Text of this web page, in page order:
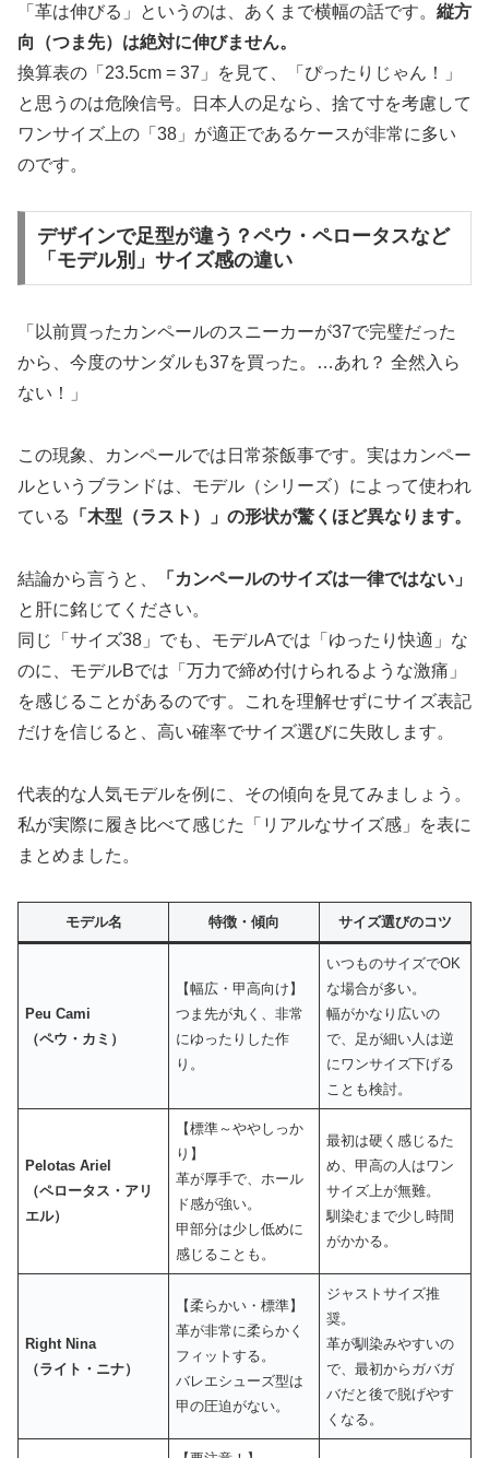
「革は伸びる」というのは、あくまで横幅の話です。 縦方
向（つま先）は絶対に伸びません。
換算表の「23.5cm = 37」を見て、「ぴったりじゃん！」
と思うのは危険信号。日本人の足なら、捨て寸を考慮して
ワンサイズ上の「38」が適正であるケースが非常に多い
のです。
デザインで足型が違う？ペウ・ペロータスなど
「モデル別」サイズ感の違い
「以前買ったカンペールのスニーカーが37で完璧だった
から、今度のサンダルも37を買った。…あれ？ 全然入ら
ない！」
この現象、カンペールでは日常茶飯事です。実はカンペー
ルというブランドは、モデル（シリーズ）によって使われ
ている
「木型（ラスト）」の形状が驚くほど異なります。
結論から言うと、
「カンペールのサイズは一律ではない」
と肝に銘じてください。
同じ「サイズ38」でも、モデルAでは「ゆったり快適」な
のに、モデルBでは「万力で締め付けられるような激痛」
を感じることがあるのです。これを理解せずにサイズ表記
だけを信じると、高い確率でサイズ選びに失敗します。
代表的な人気モデルを例に、その傾向を見てみましょう。
私が実際に履き比べて感じた「リアルなサイズ感」を表に
まとめました。
モデル名 特徴・傾向 サイズ選びのコツ
Peu Cami
（ペウ・カミ）
【幅広・甲高向け】
つま先が丸く、非常
にゆったりした作
り。
いつものサイズでOK
な場合が多い。
幅がかなり広いの
で、足が細い人は逆
にワンサイズ下げる
ことも検討。
Pelotas Ariel
（ペロータス・アリ
エル）
【標準～ややしっか
り】
革が厚手で、ホール
ド感が強い。
甲部分は少し低めに
感じることも。
最初は硬く感じるた
め、甲高の人はワン
サイズ上が無難。
馴染むまで少し時間
がかかる。
Right Nina
（ライト・ニナ）
【柔らかい・標準】
革が非常に柔らかく
フィットする。
バレエシューズ型は
甲の圧迫がない。
ジャストサイズ推
奨。
革が馴染みやすいの
で、最初からガバガ
バだと後で脱げやす
くなる。